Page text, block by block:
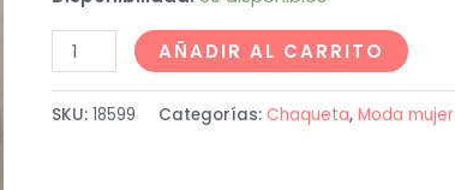
AÑADIR AL CARRITO
SKU: 18599 Categorías: Chaqueta, Moda mujer